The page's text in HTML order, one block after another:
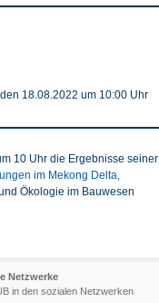
18.08.2022 um 10:00 Uhr
10 Uhr die Ergebnisse seiner
im Mekong Delta,
Ökologie im Bauwesen
Netzwerke
in den sozialen Netzwerken